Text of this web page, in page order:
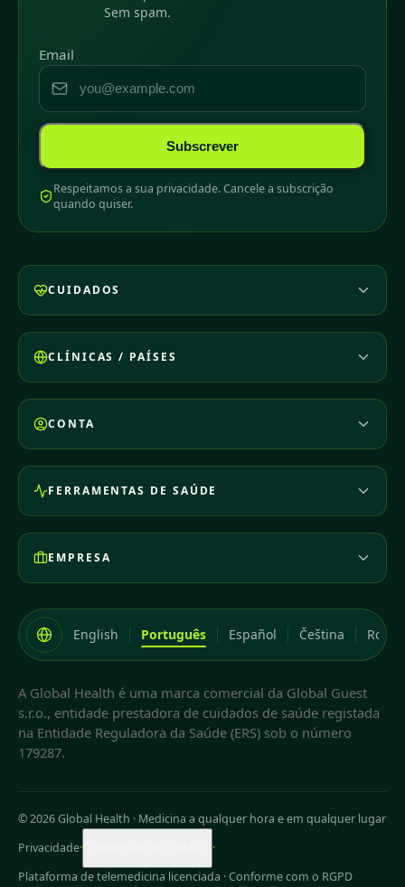
Sem spam.
Email
Subscrever
Respeitamos a sua privacidade. Cancele a subscrição
quando quiser.
CUIDADOS
CLÍNICAS / PAÍSES
CONTA
FERRAMENTAS DE SAÚDE
EMPRESA
English Português Español Čeština
A Global Health é uma marca comercial da Global Guest
s.r.o., entidade prestadora de cuidados de saúde registada
na Entidade Reguladora da Saúde (ERS) sob o número
179287.
© 2026 Global Health · Medicina a qualquer hora e em qualquer lugar
Privacidade·
·
Plataforma de telemedicina licenciada · Conforme com o RGPD